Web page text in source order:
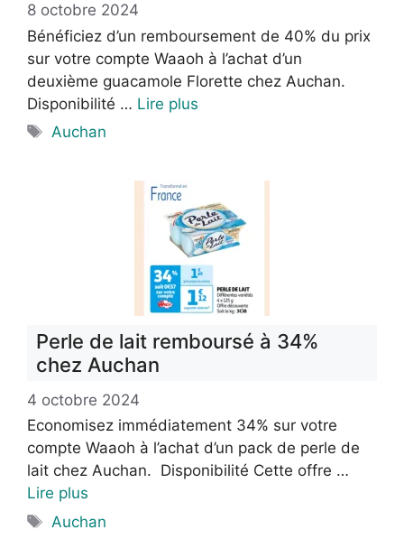
8 octobre 2024
Bénéficiez d’un remboursement de 40% du prix
sur votre compte Waaoh à l’achat d’un
deuxième guacamole Florette chez Auchan.
Disponibilité … Lire plus
Étiquettes
Auchan
Perle de lait remboursé à 34%
chez Auchan
4 octobre 2024
Economisez immédiatement 34% sur votre
compte Waaoh à l’achat d’un pack de perle de
lait chez Auchan. Disponibilité Cette offre …
Lire plus
Étiquettes
Auchan